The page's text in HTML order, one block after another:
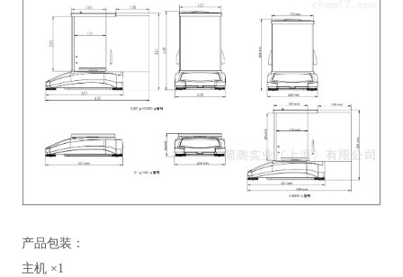
产品包装：
主机 ×1